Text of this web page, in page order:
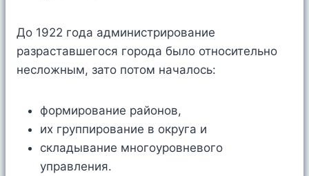
До 1922 года администрирование
разраставшегося города было относительно
несложным, зато потом началось:
формирование районов,
их группирование в округа и
складывание многоуровневого
управления.